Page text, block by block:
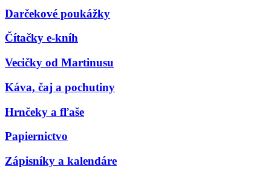
Darčekové poukážky
Čítačky e-kníh
Vecičky od Martinusu
Káva, čaj a pochutiny
Hrnčeky a fľaše
Papiernictvo
Zápisníky a kalendáre